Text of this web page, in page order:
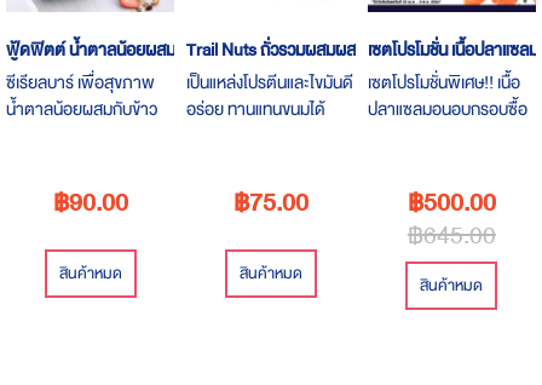
ฟู้ดฟิตต์ น้ำตาลน้อยผสมข้าวกล้องงอก
ซีเรียลบาร์ เพื่อสุขภาพ
น้ำตาลน้อยผสมกับข้าว
อาหารเช้าคู่กับโยเกิร์ต
หรือ ทานเล่นก็ได้สุขภาพ
฿90.00
สินค้าหมด
Trail Nuts ถั่วรวมผสมผสมไม้
เป็นแหล่งโปรตีนและไขมันดี
อร่อย ทานแทนขนมได้
฿75.00
สินค้าหมด
เซตโปรโมชั่น เนื้อปลาแซ
เซตโปรโมชั่นพิเศษ!! เนื้อ
ปลาแซลมอนอบกรอบซื้อ
แถมเนื้อปลาแซลมอนรส
ปลาร้า 2 ซองจัดส่งฟรี!!!
เฉพาะลูกค้า ไทยมีดี.com
เท่านั้น เนื้อปลาแซลมอน
อบกรอบผลิตจากเนื้อปลา
฿500.00
฿645.00
สินค้าหมด